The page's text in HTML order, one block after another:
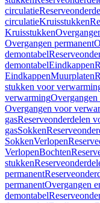
circulatie
circulatieKruisstukken
Kruisstukken
Overgangen permanent
demontabel
demontabelEindkappen
EindkappenMuurplaten
stukken voor
verwarming
Overgangen voor
gasReserveonderdelen
gasSokken
SokkenVerlopen
VerlopenBochten
stukken
permanent
permanentOvergangen
demontabel